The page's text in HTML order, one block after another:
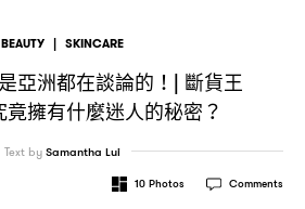
BEAUTY | SKINCARE
亞洲都在談論的 ！| 斷貨王
竟擁有什麼迷人的秘密？
Text by Samantha Lui
10 Photos Comments